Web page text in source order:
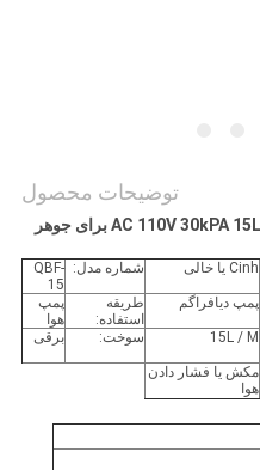
توضیحات محصول
Cinh یا خالی شماره مدل: QBF-
15
پمپ دیافراگم
طریقه
استفاده:
پمپ
هوا
15L / M سوخت: برقی
مکش یا فشار دادن
هوا